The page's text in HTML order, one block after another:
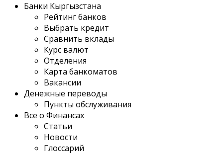
Банки Кыргызстана
Рейтинг банков
Выбрать кредит
Сравнить вклады
Курс валют
Отделения
Карта банкоматов
Вакансии
Денежные переводы
Пункты обслуживания
Все о Финансах
Статьи
Новости
Глоссарий